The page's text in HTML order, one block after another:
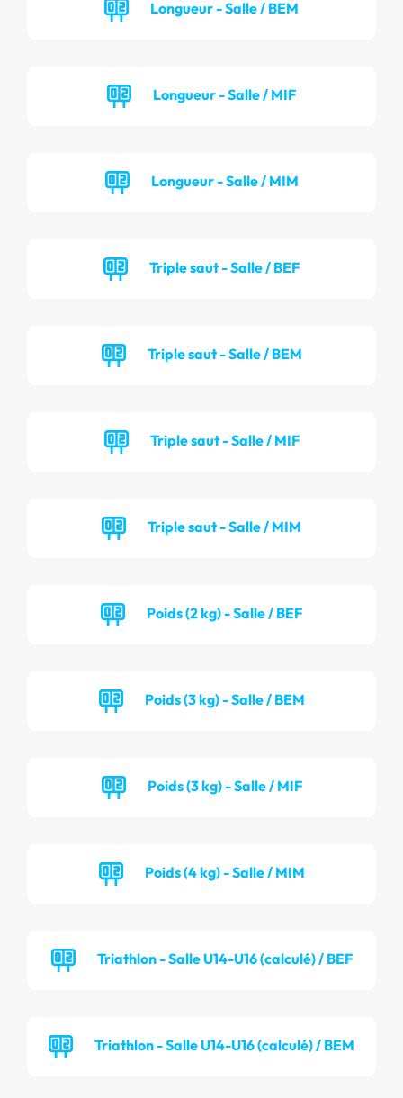
Longueur - Salle / BEM
Longueur - Salle / MIF
Longueur - Salle / MIM
Triple saut - Salle / BEF
Triple saut - Salle / BEM
Triple saut - Salle / MIF
Triple saut - Salle / MIM
Poids (2 kg) - Salle / BEF
Poids (3 kg) - Salle / BEM
Poids (3 kg) - Salle / MIF
Poids (4 kg) - Salle / MIM
Triathlon - Salle U14-U16 (calculé) / BEF
Triathlon - Salle U14-U16 (calculé) / BEM